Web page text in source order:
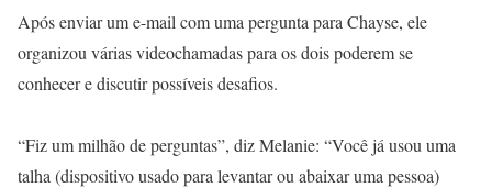
Após enviar um e-mail com uma pergunta para Chayse, ele
organizou várias videochamadas para os dois poderem se
conhecer e discutir possíveis desafios.
“Fiz um milhão de perguntas”, diz Melanie: “Você já usou uma
talha (dispositivo usado para levantar ou abaixar uma pessoa)